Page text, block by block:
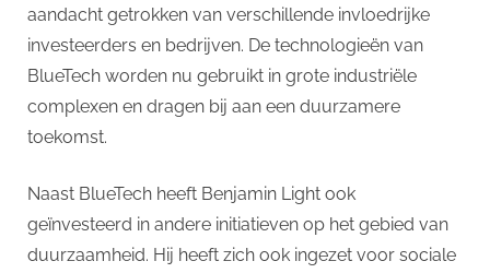
aandacht getrokken van verschillende invloedrijke
investeerders en bedrijven. De technologieën van
BlueTech worden nu gebruikt in grote industriële
complexen en dragen bij aan een duurzamere
toekomst.
Naast BlueTech heeft Benjamin Light ook
geïnvesteerd in andere initiatieven op het gebied van
duurzaamheid. Hij heeft zich ook ingezet voor sociale